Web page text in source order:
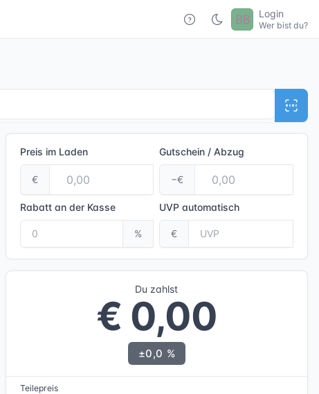
Login
Wer bist du?
Preis im Laden
€
Gutschein / Abzug
−€
Rabatt an der Kasse
%
UVPautomatisch
€
Du zahlst
€ 0,00
±0,0 %
Teilepreis